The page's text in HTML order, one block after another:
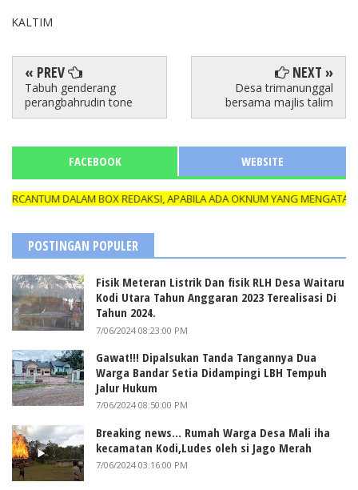
KALTIM
« PREV
Tabuh genderang
perangbahrudin tone
NEXT »
Desa trimanunggal
bersama majlis talim
FACEBOOK WEBSITE
DALAM BOX REDAKSI, APABILA ADA OKNUM YANG MENGATAS
POSTINGAN POPULER
Fisik Meteran Listrik Dan fisik RLH Desa Waitaru
Kodi Utara Tahun Anggaran 2023 Terealisasi Di
Tahun 2024.
7/06/2024 08:23:00 PM
Gawat!!! Dipalsukan Tanda Tangannya Dua
Warga Bandar Setia Didampingi LBH Tempuh
Jalur Hukum
7/06/2024 08:50:00 PM
Breaking news... Rumah Warga Desa Mali iha
kecamatan Kodi,Ludes oleh si Jago Merah
7/06/2024 03:16:00 PM